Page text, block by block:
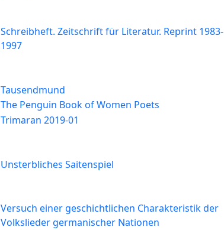
Schreibheft. Zeitschrift für Literatur. Reprint 1983-
1997
Tausendmund
The Penguin Book of Women Poets
Trimaran 2019-01
Unsterbliches Saitenspiel
Versuch einer geschichtlichen Charakteristik der
Volkslieder germanischer Nationen